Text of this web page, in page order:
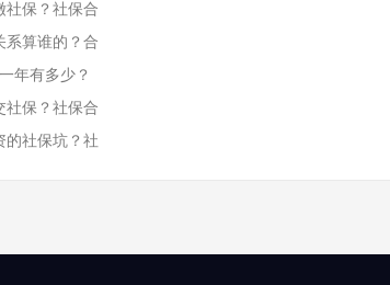
社保？社保合
系算谁的？合
年有多少？
社保？社保合
的社保坑？社